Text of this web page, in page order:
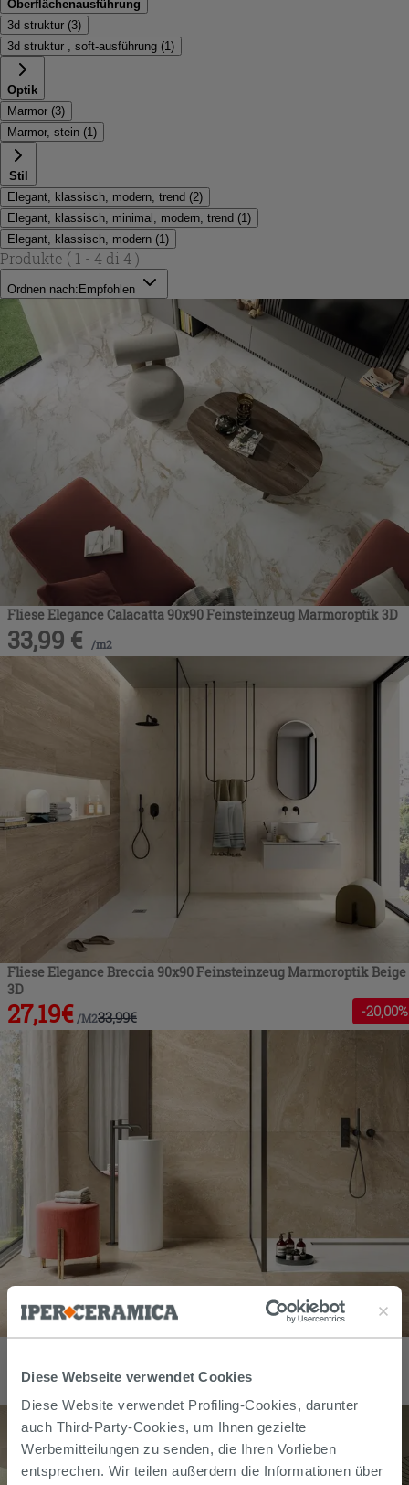
Diese Webseite verwendet Cookies
Diese Website verwendet Profiling-Cookies, darunter
auch Third-Party-Cookies, um Ihnen gezielte
Werbemitteilungen zu senden, die Ihren Vorlieben
entsprechen. Wir teilen außerdem die Informationen über
Oberflächenausführung
3d struktur (3)
3d struktur , soft-ausführung (1 )
Optik
Marmor (3)
Marmor, stein (1 )
Stil
Elegant, klassisch, modern, trend (2)
Elegant, klassisch, minimal, modern, trend (1 )
Elegant, klassisch, modern (1 )
Produkte ( 1 - 4 di 4 )
Ordnen nach: Empfohlen
Fliese Elegance Calacatta 90x90 Feinsteinzeug Marmoroptik 3D
33,99 € /m2
Fliese Elegance Breccia 90x90 Feinsteinzeug Marmoroptik Beige
3D
27,19€ /M233,99€ -20,00%
39,99€